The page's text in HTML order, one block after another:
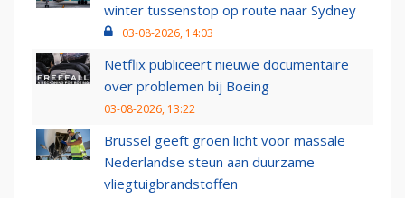
winter tussenstop op route naar Sydney
03-08-2026, 14:03
Netflix publiceert nieuwe documentaire
over problemen bij Boeing
03-08-2026, 13:22
Brussel geeft groen licht voor massale
Nederlandse steun aan duurzame
vliegtuigbrandstoffen